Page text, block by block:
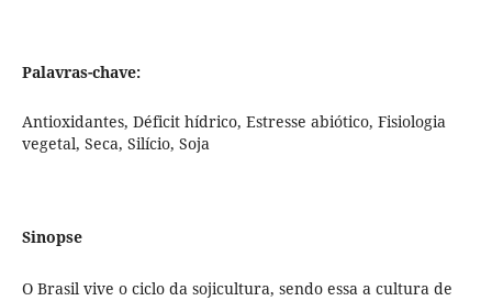
Palavras-chave:
Antioxidantes, Déficit hídrico, Estresse abiótico, Fisiologia
vegetal, Seca, Silício, Soja
Sinopse
O Brasil vive o ciclo da sojicultura, sendo essa a cultura de